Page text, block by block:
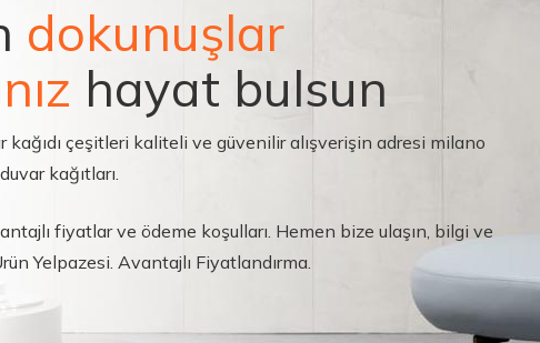
dokunuşlar
hayat bulsun
kağıdı çeşitleri kaliteli ve güvenilir alışverişin adresi milano
duvar kağıtları.
fiyatlar ve ödeme koşulları. Hemen bize ulaşın, bilgi ve
Yelpazesi. Avantajlı Fiyatlandırma.